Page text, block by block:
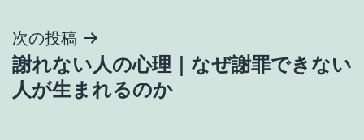
ビ
ゲ
次の投稿
謝れない人の心理｜なぜ謝罪できない
人が生まれるのか